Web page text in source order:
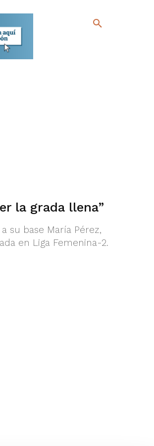
la grada llena”
su base María Pérez,
en Liga Femenina-2.